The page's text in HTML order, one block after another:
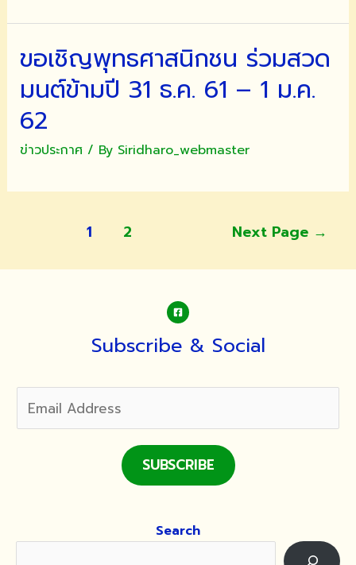
ขอเชิญพุทธศาสนิกชน ร่วมสวด
มนต์ข้ามปี 31 ธ.ค. 61 – 1 ม.ค.
62
ข่าวประกาศ/ By Siridharo_webmaster
1 2 Next Page →
Subscribe & Social
SUBSCRIBE
Search